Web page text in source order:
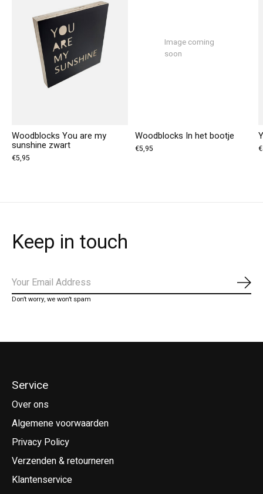
Woodblocks You are my
sunshine zwart
€5,95
Image coming
soon
Woodblocks In het bootje
€5,95
Keep in touch
Don’t worry, we won’t spam
Service
Over ons
Algemene voorwaarden
Privacy Policy
Verzenden & retourneren
Klantenservice